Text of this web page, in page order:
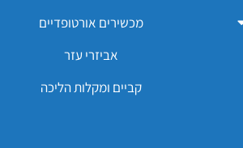
מכשירים אורטופדיים
אביזרי עזר
קביים ומקלות הליכה